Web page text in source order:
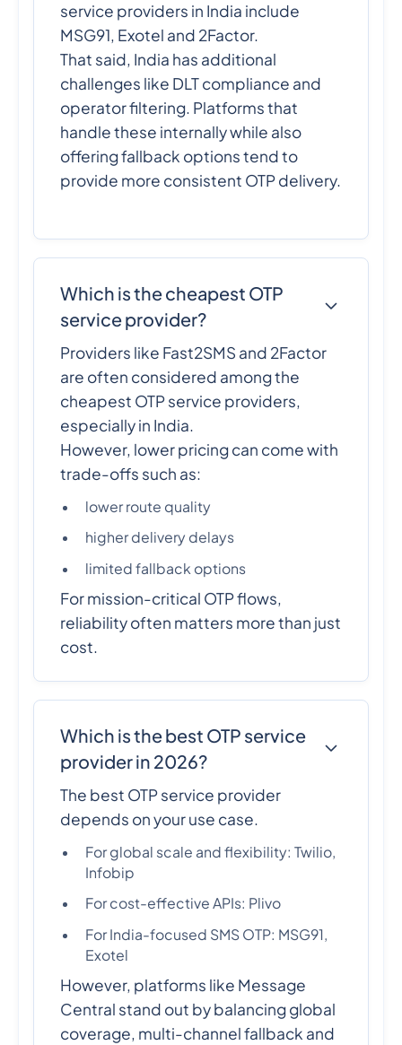
service providers in India include
MSG91, Exotel and 2Factor.
That said, India has additional
challenges like DLT compliance and
operator filtering. Platforms that
handle these internally while also
offering fallback options tend to
provide more consistent OTP delivery.
Which is the cheapest OTP
service provider?
Providers like Fast2SMS and 2Factor
are often considered among the
cheapest OTP service providers,
especially in India.
However, lower pricing can come with
trade-offs such as:
lower route quality
higher delivery delays
limited fallback options
For mission-critical OTP flows,
reliability often matters more than just
cost.
Which is the best OTP service
provider in 2026?
The best OTP service provider
depends on your use case.
For global scale and flexibility: Twilio,
Infobip
For cost-effective APIs: Plivo
For India-focused SMS OTP: MSG91,
Exotel
However, platforms like Message
Central stand out by balancing global
coverage, multi-channel fallback and